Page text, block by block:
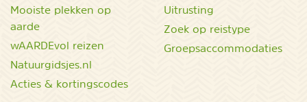
Mooiste plekken op
aarde
wAARDEvol reizen
Natuurgidsjes.nl
Acties & kortingscodes
Uitrusting
Zoek op reistype
Groepsaccommodaties